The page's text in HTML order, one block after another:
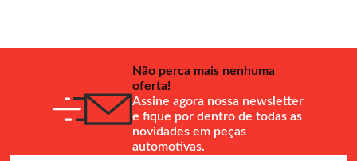
Não perca mais nenhuma
oferta!
Assine agora nossa newsletter
e fique por dentro de todas as
novidades em peças
automotivas.